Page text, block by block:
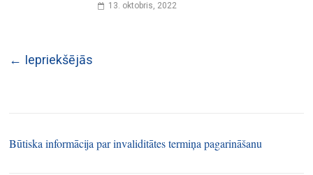
13. oktobris, 2022
← Iepriekšējās
Būtiska informācija par invaliditātes termiņa pagarināšanu